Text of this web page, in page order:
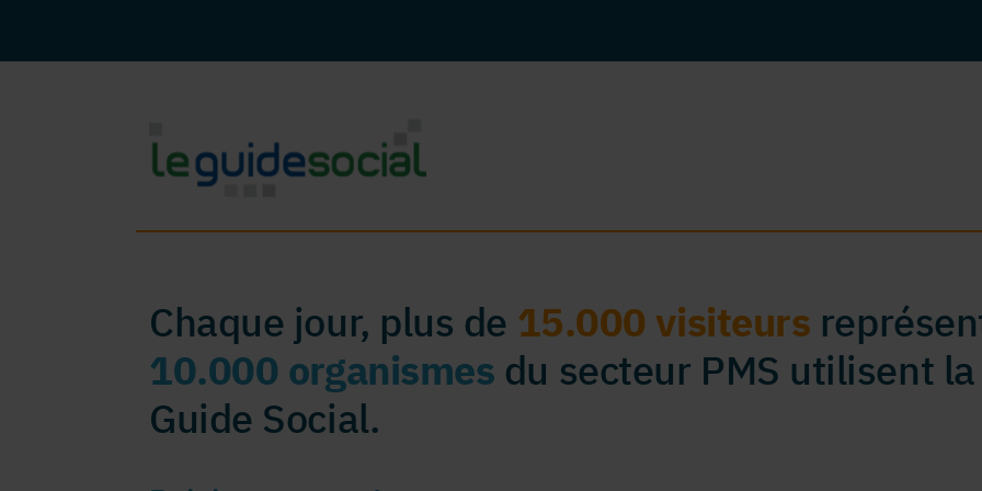
Chaque jour, plus de 15.000 visiteurs
10.000 organismes du secteur PMS utilisent
Guide Social.